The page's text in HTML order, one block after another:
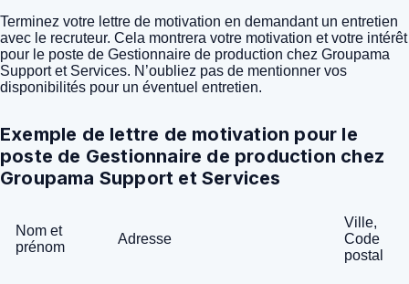
Terminez votre lettre de motivation en demandant un entretien
avec le recruteur. Cela montrera votre motivation et votre intérêt
pour le poste de Gestionnaire de production chez Groupama
Support et Services. N’oubliez pas de mentionner vos
disponibilités pour un éventuel entretien.
Exemple de lettre de motivation pour le
poste de Gestionnaire de production chez
Groupama Support et Services
Nom et
prénom
Adresse
Ville,
Code
postal